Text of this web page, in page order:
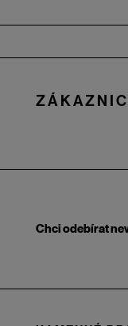
Chci odebírat